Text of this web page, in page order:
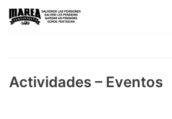
Saltar
Actividades – Eventos